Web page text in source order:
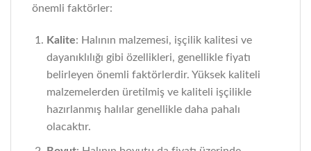
önemli faktörler:
Kalite: Halının malzemesi, işçilik kalitesi ve
dayanıklılığı gibi özellikleri, genellikle fiyatı
belirleyen önemli faktörlerdir. Yüksek kaliteli
malzemelerden üretilmiş ve kaliteli işçilikle
hazırlanmış halılar genellikle daha pahalı
olacaktır.